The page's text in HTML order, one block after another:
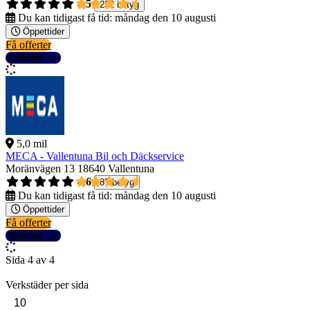
4,5
252 betyg
Du kan tidigast få tid: måndag den 10 augusti
Öppettider
Få offerter
Detaljer
5,0 mil
MECA - Vallentuna Bil och Däckservice
Moränvägen 13 18640 Vallentuna
4,6
87 betyg
Du kan tidigast få tid: måndag den 10 augusti
Öppettider
Få offerter
Detaljer
Sida 4 av 4
Verkstäder per sida